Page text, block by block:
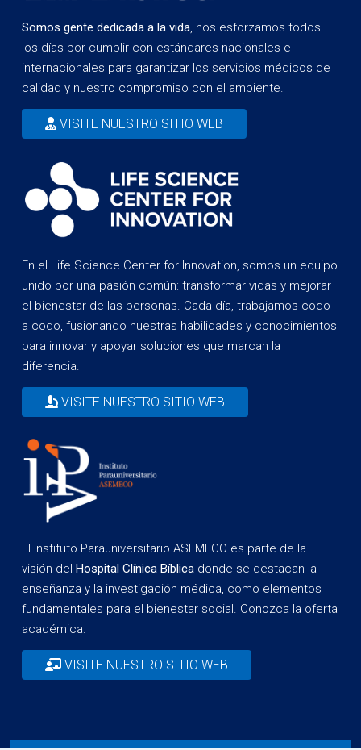
Somos gente dedicada a la vida, nos esforzamos todos
los días por cumplir con estándares nacionales e
internacionales para garantizar los servicios médicos de
calidad y nuestro compromiso con el ambiente.
VISITE NUESTRO SITIO WEB
En el Life Science Center for Innovation, somos un equipo
unido por una pasión común: transformar vidas y mejorar
el bienestar de las personas. Cada día, trabajamos codo
a codo, fusionando nuestras habilidades y conocimientos
para innovar y apoyar soluciones que marcan la
diferencia.
VISITE NUESTRO SITIO WEB
El Instituto Parauniversitario ASEMECO es parte de la
visión del Hospital Clínica Bíblica donde se destacan la
enseñanza y la investigación médica, como elementos
fundamentales para el bienestar social. Conozca la oferta
académica.
VISITE NUESTRO SITIO WEB